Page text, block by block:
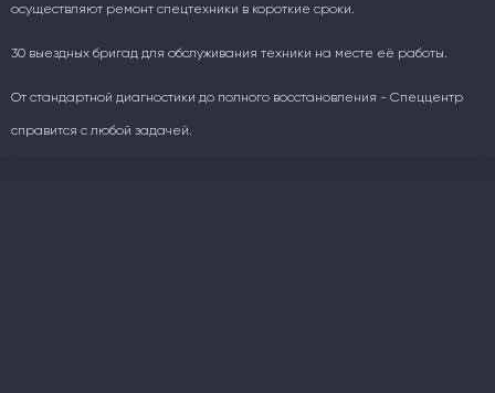
осуществляют ремонт спецтехники в короткие сроки.
30 выездных бригад для обслуживания техники на месте её работы.
От стандартной диагностики до полного восстановления - Спеццентр
справится с любой задачей.